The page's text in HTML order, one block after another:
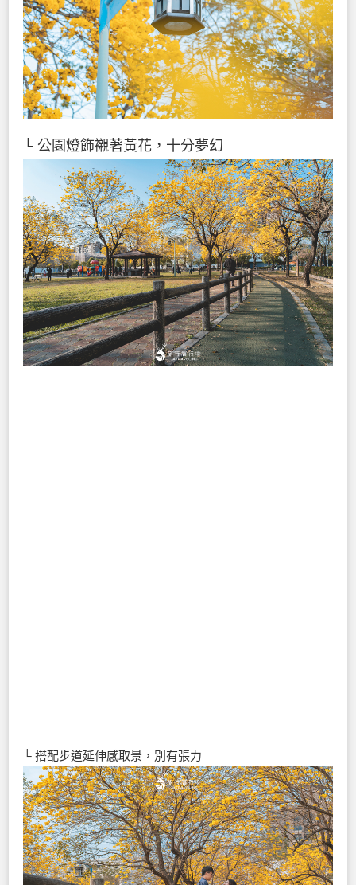
└ 公園燈飾襯著黃花，十分夢幻
└ 搭配步道延伸感取景，別有張力